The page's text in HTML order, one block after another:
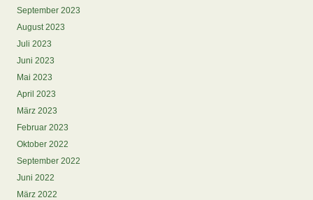
September 2023
August 2023
Juli 2023
Juni 2023
Mai 2023
April 2023
März 2023
Februar 2023
Oktober 2022
September 2022
Juni 2022
März 2022